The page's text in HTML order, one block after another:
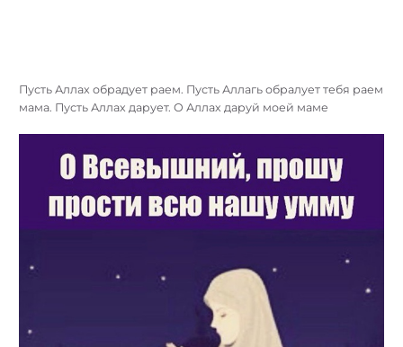
Пусть Аллах обрадует раем. Пусть Аллагь обралует тебя раем
мама. Пусть Аллах дарует. О Аллах даруй моей маме